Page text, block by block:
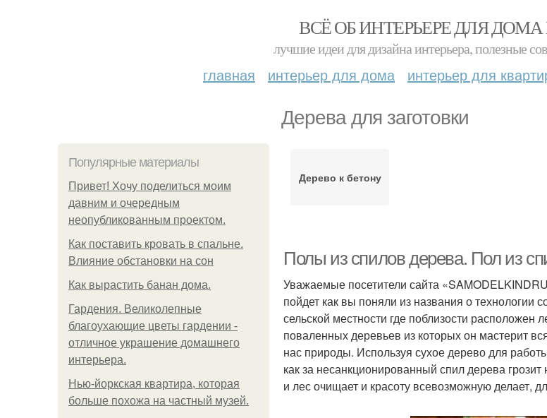
ВСЁ ОБ ИНТЕРЬЕРЕ ДЛЯ
лучшие идеи для дизайна интерьера, полезные
главная интерьер для дома интерьер для
Дерева для заготовки
Популярные материалы
Привет! Хочу поделиться моим
давним и очередным
неопубликованным проектом.
Как поставить кровать в спальне.
Влияние обстановки на сон
Как вырастить банан дома.
Гардения. Великолепные
благоухающие цветы гардении -
отличное украшение домашнего
интерьера.
Нью-йоркская квартира, которая
больше похожа на частный музей.
Дерево к бетону
Полы из спилов дерева. Пол из
Уважаемые посетители сайта
пойдет как вы поняли из названия о
сельской местности где поблизости расположен
поваленных деревьев из которых он мастерит
нас природы. Используя сухое дерево для
как за несанкционированный спил дерева
и лес очищает и красоту всевозможную делает,